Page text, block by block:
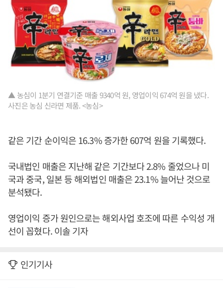
▲ 농심이 1분기 연결기준 매출 9340억 원, 영업이익 674억 원을 냈다.
사진은 농심 신라면 제품. <농심>
같은 기간 순이익은 16.3% 증가한 607억 원을 기록했다.
국내법인 매출은 지난해 같은 기간보다 2.8% 줄었으나 미
국과 중국, 일본 등 해외법인 매출은 23.1% 늘어난 것으로
분석됐다.
영업이익 증가 원인으로는 해외사업 호조에 따른 수익성 개
선이 꼽혔다. 이솔 기자
인기기사